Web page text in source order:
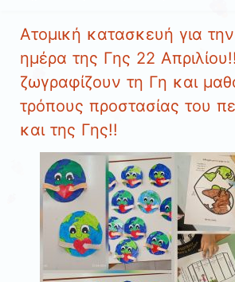
Ατομική κατασκευή για
ημέρα της Γης 22
ζωγραφίζουν τη Γη και
τρόπους προστασίας του
και της Γης!!